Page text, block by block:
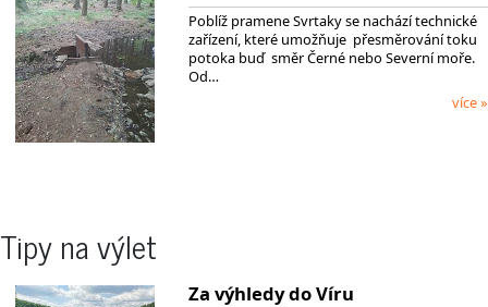
Poblíž pramene Svrtaky se nachází technické
zařízení, které umožňuje přesměrování toku
potoka buď směr Černé nebo Severní moře.
Od…
více »
Tipy na výlet
Za výhledy do Víru